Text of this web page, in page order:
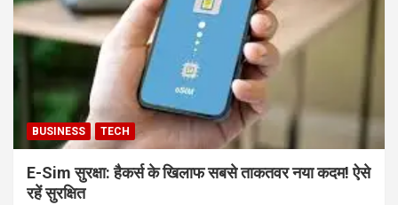
BUSINESS TECH
E-Sim सुरक्षा: हैकर्स के खिलाफ सबसे ताकतवर नया कदम! ऐसे
रहें सुरक्षित